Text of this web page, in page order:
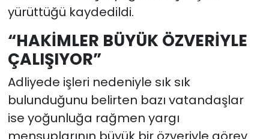
yürüttüğü kaydedildi.
“HAKİMLER BÜYÜK ÖZVERİYLE
ÇALIŞIYOR”
Adliyede işleri nedeniyle sık sık
bulunduğunu belirten bazı vatandaşlar
ise yoğunluğa rağmen yargı